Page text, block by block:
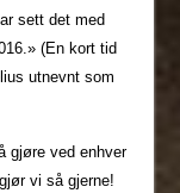
sett det med
(En kort tid
utnevnt som
gjøre ved enhver
vi så gjerne!